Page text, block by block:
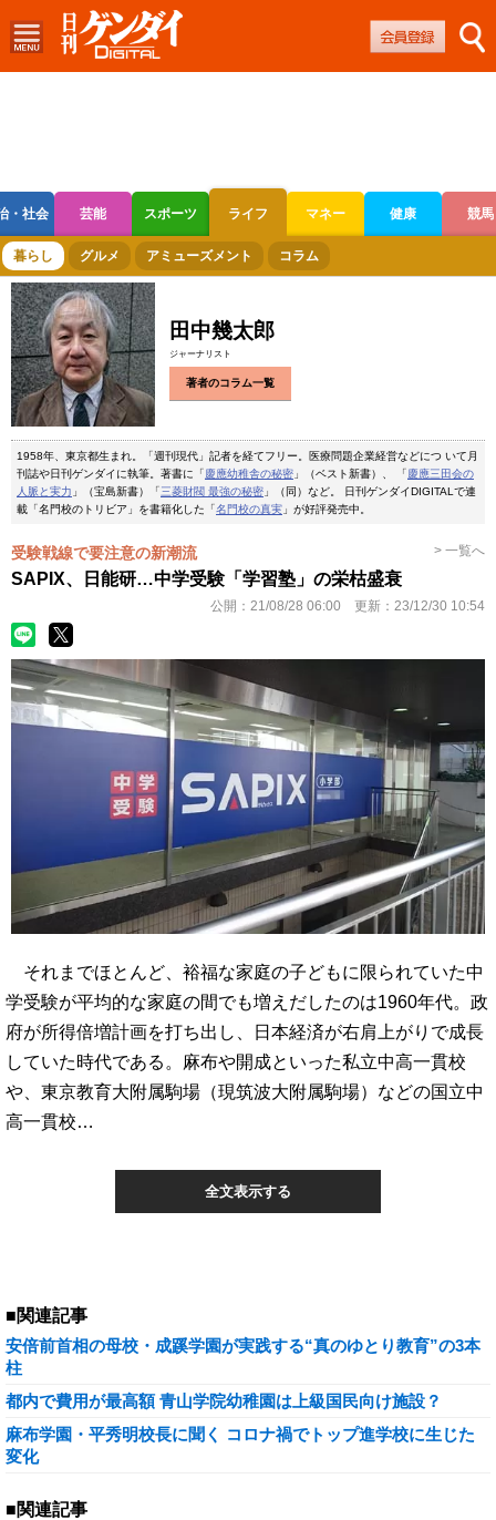
・社会 芸能 スポーツ ライフ マネー 健康 競馬
ボートレース 競輪 オートレース
暮らし グルメ アミューズメント コラム
田中幾太郎
ジャーナリスト
著者のコラム一覧
1958年、東京都生まれ。「週刊現代」記者を経てフリー。医療問題企業経営などにつ いて月
刊誌や日刊ゲンダイに執筆。著書に「慶應幼稚舎の秘密 」（ベスト新書）、 「慶應三田会の
人脈と実力 」（宝島新書）「三菱財閥 最強の秘密 」（同）など。 日刊ゲンダイDIGITALで連
載「名門校のトリビア」を書籍化した「名門校の真実 」が好評発売中。
受験戦線で要注意の新潮流 > 一覧へ
SAPIX、日能研…中学受験「学習塾」の栄枯盛衰
公開： 21/08/28 06:00 更新： 23/12/30 10:54
それまでほとんど、裕福な家庭の子どもに限られていた中
学受験が平均的な家庭の間でも増えだしたのは1960年代。政
府が所得倍増計画を打ち出し、日本経済が右肩上がりで成長
していた時代である。麻布や開成といった私立中高一貫校
や、東京教育大附属駒場（現筑波大附属駒場）などの国立中
高一貫校…
全文表示する
■関連記事
安倍前首相の母校・成蹊学園が実践する“真のゆとり教育”の3本
柱
都内で費用が最高額 青山学院幼稚園は上級国民向け施設？
麻布学園・平秀明校長に聞く コロナ禍でトップ進学校に生じた
変化
■関連記事